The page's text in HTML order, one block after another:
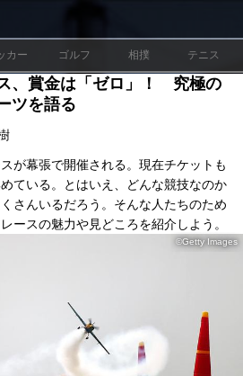
カー ゴルフ 相撲 テニス
、賞金は「ゼロ」！ 究極の
ツを語る
が幕張で開催される。現在チケットも
ている。とはいえ、どんな競技なのか
さんいるだろう。そんな人たちのため
ースの魅力や見どころを紹介しよう。
©Getty Images